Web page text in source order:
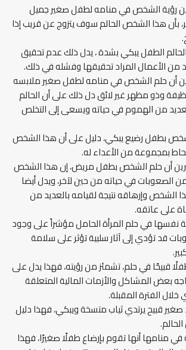
رؤية الشخص في منامه لطفل صغير جميل
بأن هذا الشخص الحالم سوف يتزوج عن قريب إذا
الطفل يبكي بشدة ، يدل ذلك عدم تحقيق
من الأعمال المراد تحقيقها وفشله في ذلك.
أن حلم الشخص في منامه لطفل صغير ملابسه
وذو مظهر غير لائق دل ذلك على أن الحالم
من الهموم في حياته ويسعى إلى التخلص
بطفل رضيع يبكي، دليل على أن هذا الشخص
بمجموعة من الأعداء له.
أن حلم الشخص بطفل مريض، إن هذا الشخص
الصعوبات في حياته من حين لآخر، ويدل أيضا
وإرهاقه نتيجة لقيامه بالعديد من
على عاتقه.
نفسها في حلم المرأة الحامل مؤشراً على وجود
قد تؤدي إلى آثار سلبية تؤثر على سلامة
قبيحًا في حلم، تشمئز من رؤيته، فهذا يدل على
بعض المشاكل والأزمات المالية المتعلقة
خلال الفترة المقبلة.
صغير قبيح يرتدي ثياب متسخة ويبكي، فهذا دليل
في منامها أنها تقوم بإرضاع طفلًا صغيرًا، فهذا